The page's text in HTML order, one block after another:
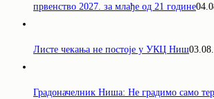
првенство 2027. за млађе од 21 године
Листе чекања не постоје у УКЦ Ниш
Градоначелник Ниша: Не градимо само